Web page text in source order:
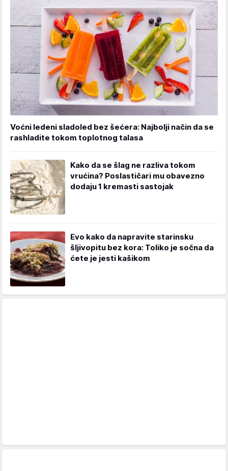
Voćni ledeni sladoled bez šećera: Najbolji način da se
rashladite tokom toplotnog talasa
Kako da se šlag ne razliva tokom
vrućina? Poslastičari mu obavezno
dodaju 1 kremasti sastojak
Evo kako da napravite starinsku
šljivopitu bez kora: Toliko je sočna da
ćete je jesti kašikom